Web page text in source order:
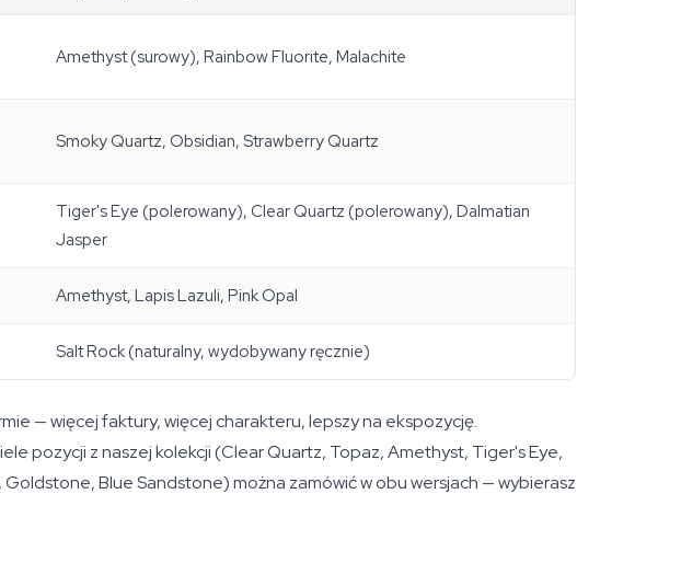
Amethyst (surowy), Rainbow Fluorite, Malachite
Smoky Quartz, Obsidian, Strawberry Quartz
Tiger's Eye (polerowany), Clear Quartz (polerowany), Dalmatian
Jasper
Amethyst, Lapis Lazuli, Pink Opal
Salt Rock (naturalny, wydobywany ręcznie)
— więcej faktury, więcej charakteru, lepszy na ekspozycję.
pozycji z naszej kolekcji (Clear Quartz, Topaz, Amethyst, Tiger's Eye,
Blue Sandstone) można zamówić w obu wersjach — wybierasz